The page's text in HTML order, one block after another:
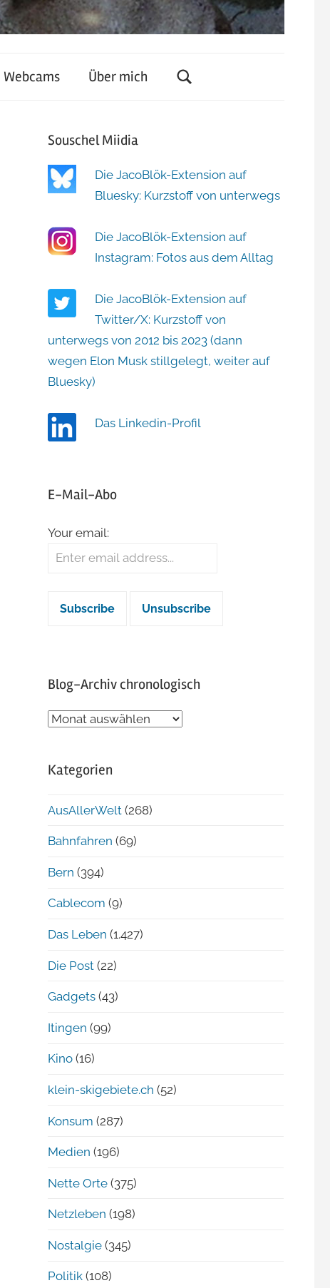
Webcams Über mich
Souschel Miidia
Die JacoBlök-Extension auf
Bluesky: Kurzstoff von unterwegs
Die JacoBlök-Extension auf
Instagram: Fotos aus dem Alltag
Die JacoBlök-Extension auf
Twitter/X: Kurzstoff von
unterwegs von 2012 bis 2023 (dann
wegen Elon Musk stillgelegt, weiter auf
Bluesky)
Das Linkedin-Profil
E-Mail-Abo
Your email:
Blog-Archiv chronologisch
Blog-
Kategorien
AusAllerWelt (268)
Bahnfahren (69)
Bern (394)
Cablecom (9)
Das Leben (1.427)
Die Post (22)
Gadgets (43)
Itingen (99)
Kino (16)
klein-skigebiete.ch (52)
Konsum (287)
Medien (196)
Nette Orte (375)
Netzleben (198)
Nostalgie (345)
Politik (108)